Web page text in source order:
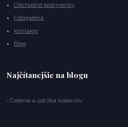
Obchodné podmienky
Fotogaléria
Kontakty
Blog
Najčítanejšie na blogu
• Čistenie a údržba kobercov